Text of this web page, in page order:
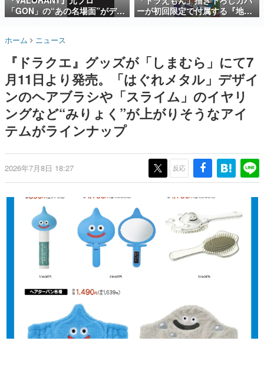
の姿を追い、彼らのルーツと情熱を探っていきます。
ゲームに多大な影響を受けた作家さんに取材し、ゲームが
日本のコンテンツ産業やカルチャーに与えた影響を探る企
画です。
日本モバイルゲーム産業史
日本のモバイルゲーム史における主要なトピック・タイト
ルを網羅するほか、開発者へのインタビューや識者による
解説を掲載。約20年の歴史が一望できる決定版！
若ゲのいたり〜ゲームクリエイターの青春〜
一先生によるゲーム業界レポートマンガです。
なんでゲームは面白い？
具体的な形から解き明かしていく、硬派で骨太な評論連載
ゲームが変えた日本語
「経験値」「裏技」「ラスボス」… ゲームにまつわる言葉
の起源や用法の変遷を、コンピューター文化史研究家・タ
イニーP氏が徹底調査。
カテゴリ
マンガ
「GON」の“あの名場面”がデザ
インされた新作グッズが本日8月
ツやコインケース、アクキーな
に発売したグッズの再販も
ーが初回限定で付属する『地球
の歩き方 川崎市』が8月6日に発
ホーム ニュース
『ドラクエ』グッズが「しまむら」にて7
月11日より発売。「はぐれメタル」デザイ
ンのヘアブラシや「スライム」のイヤリ
ングなど“みりょく”が上がりそうなアイ
テムがラインナップ
2026年7月8日 18:27 反応